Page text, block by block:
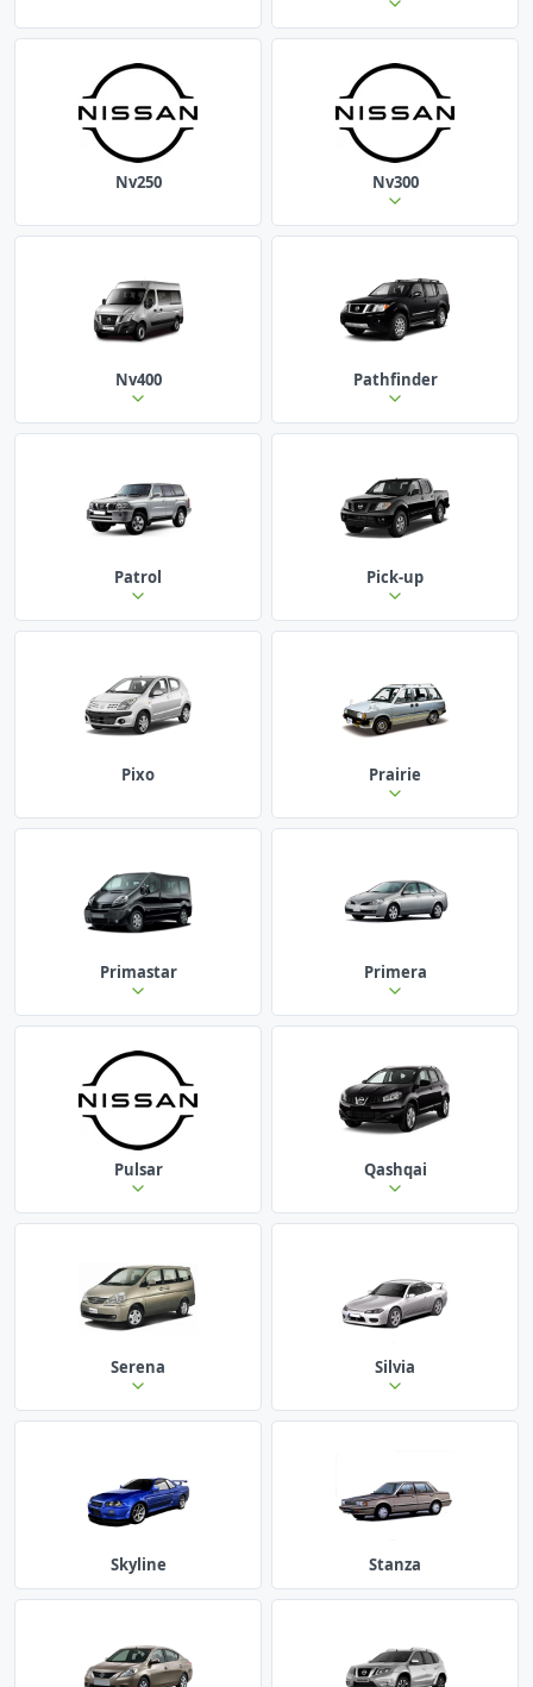
Nv250 Nv300
Nv400 Pathfinder
Patrol Pick-up
Pixo Prairie
Primastar Primera
Pulsar Qashqai
Serena Silvia
Skyline Stanza